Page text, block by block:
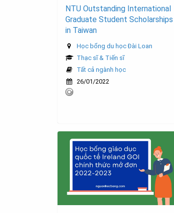
NTU Outstanding International
Graduate Student Scholarships
in Taiwan
Học bổng du học Đài Loan
Thạc sĩ & Tiến sĩ
Tất cả ngành học
26/01/2022